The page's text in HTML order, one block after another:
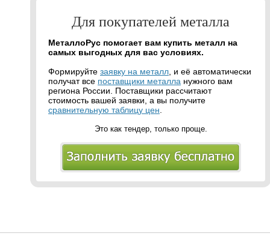
Для покупателей металла
МеталлоРус помогает вам купить металл на
самых выгодных для вас условиях.
Формируйте заявку на металл , и её автоматически
получат все поставщики металла нужного вам
региона России. Поставщики рассчитают
стоимость вашей заявки, а вы получите
сравнительную таблицу цен
Это как тендер, только проще.